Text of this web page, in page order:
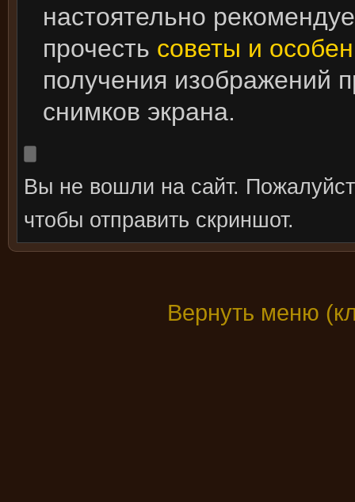
настоятельно
прочесть советы и
получения изображений
снимков экрана.
Вы не вошли на сайт.
чтобы отправить скриншот.
Вернуть меню